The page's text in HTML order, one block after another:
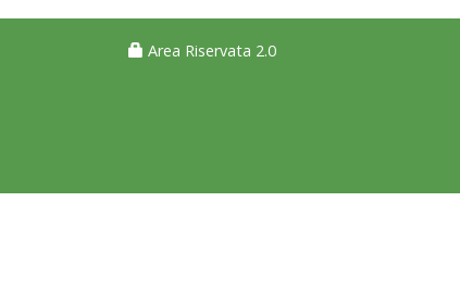
Area Riservata 2.0